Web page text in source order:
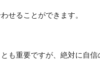
せることができます。
重要ですが、絶対に自信